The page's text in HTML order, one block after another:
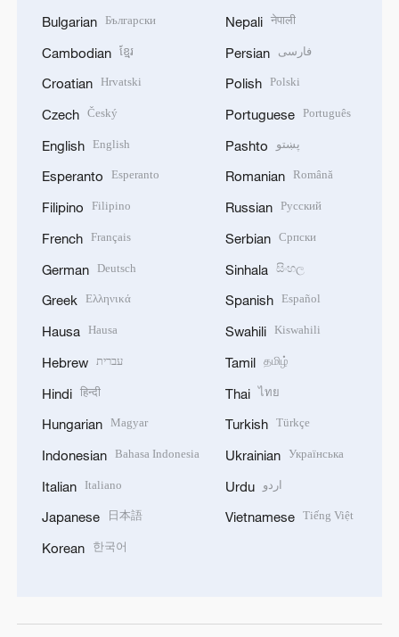
Bulgarian Български
Cambodian ខ្មែរ
Croatian Hrvatski
Czech Český
English English
Esperanto Esperanto
Filipino Filipino
French Français
German Deutsch
Greek Ελληνικά
Hausa Hausa
Hebrew עברית
Hindi हिन्दी
Hungarian Magyar
Indonesian Bahasa Indonesia
Italian Italiano
Japanese 日本語
Korean 한국어
Nepali नेपाली
Persian فارسی
Polish Polski
Portuguese Português
Pashto پښتو
Romanian Română
Russian Русский
Serbian Српски
Sinhala සිංහල
Spanish Español
Swahili Kiswahili
Tamil தமிழ்
Thai ไทย
Turkish Türkçe
Ukrainian Українська
Urdu اردو
Vietnamese Tiếng Việt